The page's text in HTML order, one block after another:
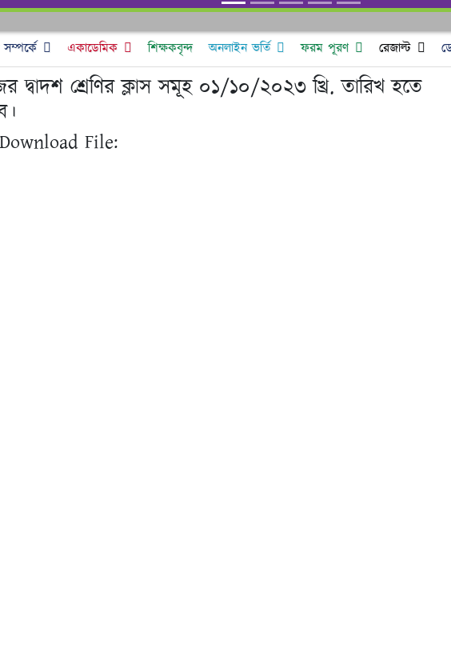
একাডেমিক শিক্ষকবৃন্দ অনলাইন ভর্তি ফরম পূরণ রেজাল্ট
দ্বাদশ শ্রেণির ক্লাস সমূহ ০১/১০/২০২৩ খ্রি. তারিখ হতে
File: